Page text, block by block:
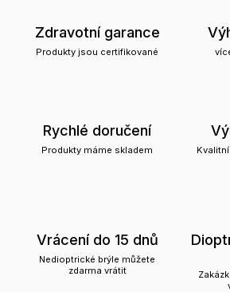
Zdravotní garance
Produkty jsou certifikované
Rychlé doručení
Produkty máme skladem
Vrácení do 15 dnů
Nedioptrické brýle můžete
zdarma vrátit